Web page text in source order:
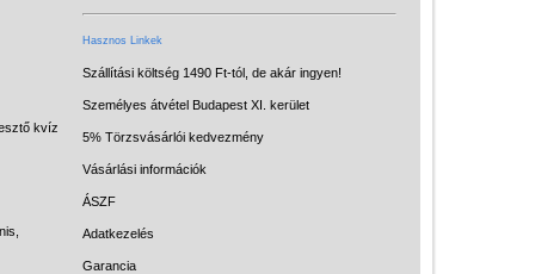
kvíz
Hasznos Linkek
Szállítási költség 1490 Ft-tól, de akár ingyen!
Személyes átvétel Budapest XI. kerület
5% Törzsvásárlói kedvezmény
Vásárlási információk
ÁSZF
Adatkezelés
Garancia
LOGICO
LÜK